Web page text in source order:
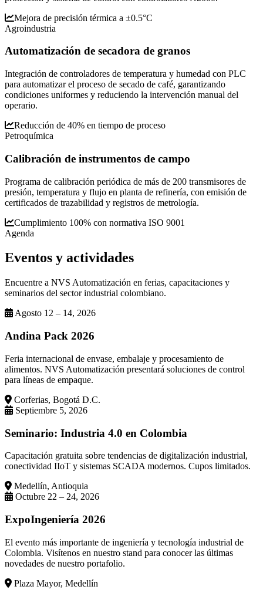
Mejora de precisión térmica a ±0.5°C
Agroindustria
Automatización de secadora de granos
Integración de controladores de temperatura y humedad con PLC
para automatizar el proceso de secado de café, garantizando
condiciones uniformes y reduciendo la intervención manual del
operario.
Reducción de 40% en tiempo de proceso
Petroquímica
Calibración de instrumentos de campo
Programa de calibración periódica de más de 200 transmisores de
presión, temperatura y flujo en planta de refinería, con emisión de
certificados de trazabilidad y registros de metrología.
Cumplimiento 100% con normativa ISO 9001
Agenda
Eventos y actividades
Encuentre a NVS Automatización en ferias, capacitaciones y
seminarios del sector industrial colombiano.
Agosto 12 – 14, 2026
Andina Pack 2026
Feria internacional de envase, embalaje y procesamiento de
alimentos. NVS Automatización presentará soluciones de control
para líneas de empaque.
Corferias, Bogotá D.C.
Septiembre 5, 2026
Seminario: Industria 4.0 en Colombia
Capacitación gratuita sobre tendencias de digitalización industrial,
conectividad IIoT y sistemas SCADA modernos. Cupos limitados.
Medellín, Antioquia
Octubre 22 – 24, 2026
ExpoIngeniería 2026
El evento más importante de ingeniería y tecnología industrial de
Colombia. Visítenos en nuestro stand para conocer las últimas
novedades de nuestro portafolio.
Plaza Mayor, Medellín